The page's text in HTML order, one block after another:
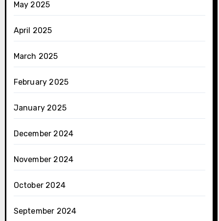
May 2025
April 2025
March 2025
February 2025
January 2025
December 2024
November 2024
October 2024
September 2024